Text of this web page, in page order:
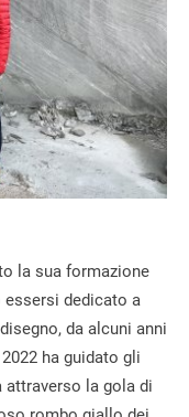
la sua formazione
essersi dedicato a
da alcuni anni
ha guidato gli
la gola di